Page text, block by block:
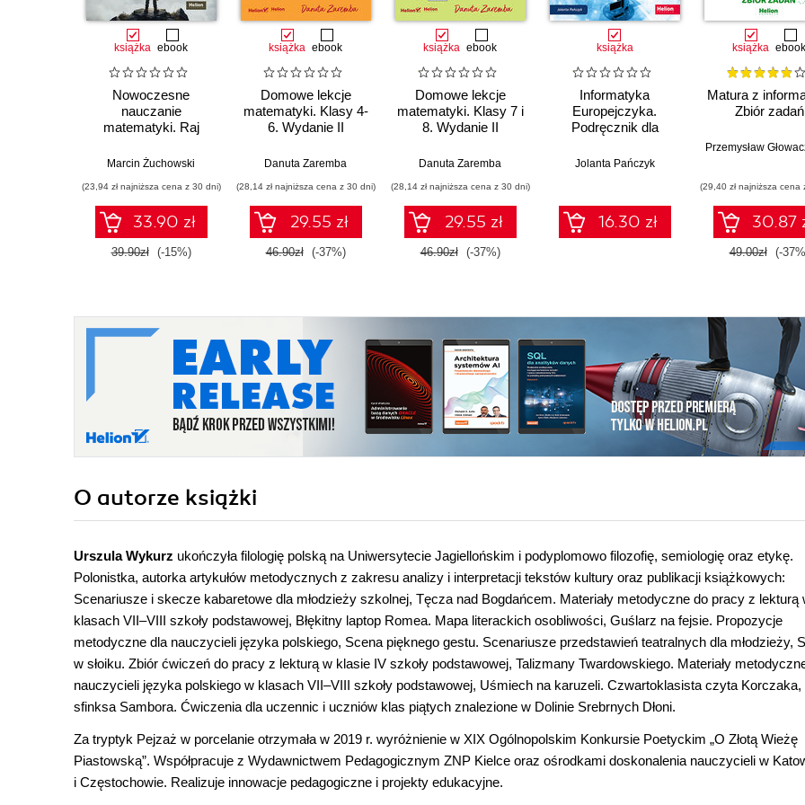
książka ebook
Nowoczesne
nauczanie
matematyki. Raj
kalkulatora?
Marcin Żuchowski
(23,94 zł najniższa cena z 30 dni)
33.90 zł
39.90zł (-15%)
książka ebook
Domowe lekcje
matematyki. Klasy 4-
6. Wydanie II
Danuta Zaremba
(28,14 zł najniższa cena z 30 dni)
29.55 zł
46.90zł (-37%)
książka ebook
Domowe lekcje
matematyki. Klasy 7 i
8. Wydanie II
Danuta Zaremba
(28,14 zł najniższa cena z 30 dni)
29.55 zł
46.90zł (-37%)
książka
Informatyka
Europejczyka.
Podręcznik dla
Klasa 7 (Wydanie II)
Jolanta Pańczyk
16.30 zł
książka ebook
Matura z
Zbiór zadań
Przemysław
(29,40 zł najniższa cena
30.87
49.00zł (-
O autorze książki
Urszula Wykurz ukończyła filologię polską na Uniwersytecie Jagiellońskim i podyplomowo filozofię, semiologię oraz etykę.
Polonistka, autorka artykułów metodycznych z zakresu analizy i interpretacji tekstów kultury oraz publikacji książkowych:
Scenariusze i skecze kabaretowe dla młodzieży szkolnej, Tęcza nad Bogdańcem. Materiały metodyczne do pracy z lekturą
klasach VII–VIII szkoły podstawowej, Błękitny laptop Romea. Mapa literackich osobliwości, Guślarz na fejsie. Propozycje
metodyczne dla nauczycieli języka polskiego, Scena pięknego gestu. Scenariusze przedstawień teatralnych dla młodzieży,
w słoiku. Zbiór ćwiczeń do pracy z lekturą w klasie IV szkoły podstawowej, Talizmany Twardowskiego. Materiały
nauczycieli języka polskiego w klasach VII–VIII szkoły podstawowej, Uśmiech na karuzeli. Czwartoklasista czyta Korczaka,
sfinksa Sambora. Ćwiczenia dla uczennic i uczniów klas piątych znalezione w Dolinie Srebrnych Dłoni.
Za tryptyk Pejzaż w porcelanie otrzymała w 2019 r. wyróżnienie w XIX Ogólnopolskim Konkursie Poetyckim „O Złotą Wieżę
Piastowską”. Współpracuje z Wydawnictwem Pedagogicznym ZNP Kielce oraz ośrodkami doskonalenia nauczycieli w
i Częstochowie. Realizuje innowacje pedagogiczne i projekty edukacyjne.